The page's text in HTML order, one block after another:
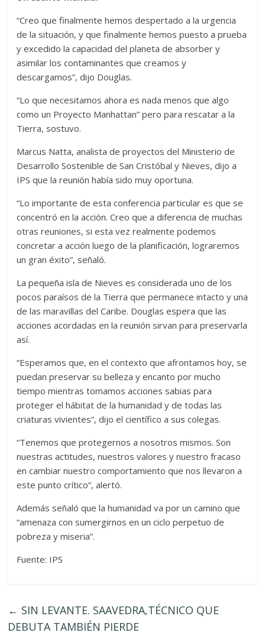
“Creo que finalmente hemos despertado a la urgencia
de la situación, y que finalmente hemos puesto a prueba
y excedido la capacidad del planeta de absorber y
asimilar los contaminantes que creamos y
descargamos”, dijo Douglas.
“Lo que necesitamos ahora es nada menos que algo
como un Proyecto Manhattan” pero para rescatar a la
Tierra, sostuvo.
Marcus Natta, analista de proyectos del Ministerio de
Desarrollo Sostenible de San Cristóbal y Nieves, dijo a
IPS que la reunión había sido muy oportuna.
“Lo importante de esta conferencia particular es que se
concentró en la acción. Creo que a diferencia de muchas
otras reuniones, si esta vez realmente podemos
concretar a acción luego de la planificación, lograremos
un gran éxito”, señaló.
La pequeña isla de Nieves es considerada uno de los
pocos paraísos de la Tierra que permanece intacto y una
de las maravillas del Caribe. Douglas espera que las
acciones acordadas en la reunión sirvan para preservarla
así.
“Esperamos que, en el contexto que afrontamos hoy, se
puedan preservar su belleza y encanto por mucho
tiempo mientras tomamos acciones sabias para
proteger el hábitat de la humanidad y de todas las
criaturas vivientes”, dijo el científico a sus colegas.
“Tenemos que protegernos a nosotros mismos. Son
nuestras actitudes, nuestros valores y nuestro fracaso
en cambiar nuestro comportamiento que nos llevaron a
este punto crítico”, alertó.
Además señaló que la humanidad va por un camino que
“amenaza con sumergirnos en un ciclo perpetuo de
pobreza y miseria”.
Fuente: IPS
← SIN LEVANTE. SAAVEDRA,TÉCNICO QUE
DEBUTA TAMBIÉN PIERDE